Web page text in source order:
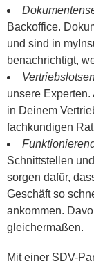
Backoffice.
und sind in
benachrichtigt,
unsere
in Deinem
fachkundigen
Schnittstellen
sorgen dafür,
Geschäft so
ankommen.
gleichermaßen.
Mit einer SDV-